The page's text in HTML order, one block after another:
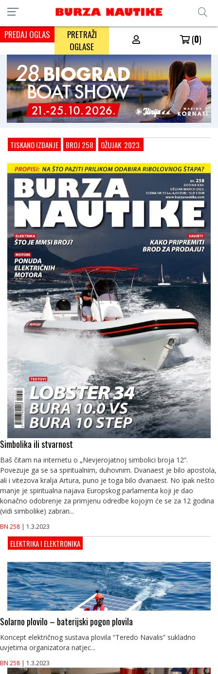
PREDAJ OGLAS
PRETRAŽI
OGLASE
(0)
TISKANO IZDANJE BROJ 258 OŽUJAK 2023.
Simbolika ili stvarnost
Baš čitam na internetu o „Nevjerojatnoj simbolici broja 12”.
Povezuje ga se sa spiritualnim, duhovnim. Dvanaest je bilo apostola,
ali i vitezova kralja Artura, puno je toga bilo dvanaest. No ipak nešto
manje je spiritualna najava Europskog parlamenta koji je dao
konačno odobrenje za primjenu odredbe kojojm će se za 12 godina
(vidi simbolike) zabran...
BN 258 | 1.3.2023
ELEKTRIKA I ELEKTRONIKA
Solarno plovilo – baterijski pogon plovila
Koncept električnog sustava plovila “Teredo Navalis” sukladno
uvjetima organizatora natjec...
BN 258 | 1.3.2023